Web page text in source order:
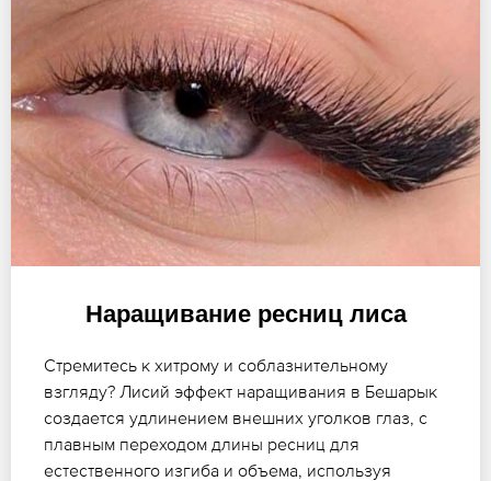
Наращивание ресниц лиса
Стремитесь к хитрому и соблазнительному
взгляду? Лисий эффект наращивания в Бешарык
создается удлинением внешних уголков глаз, с
плавным переходом длины ресниц для
естественного изгиба и объема, используя